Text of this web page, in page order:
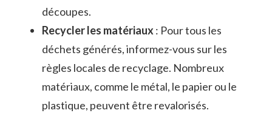
découpes.
Recycler les matériaux : Pour tous les
déchets générés, informez-vous sur les
règles locales de recyclage. Nombreux
matériaux, comme le métal, le papier ou le
plastique, peuvent être revalorisés.